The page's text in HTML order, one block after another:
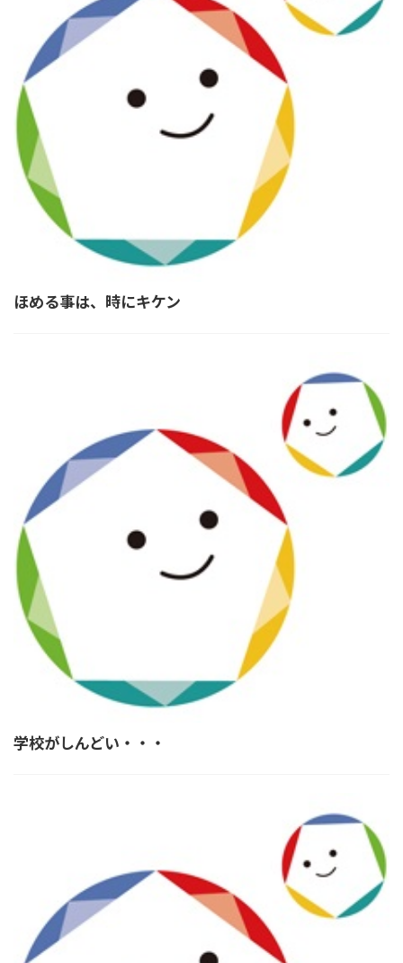
ほめる事は、時にキケン
学校がしんどい・・・